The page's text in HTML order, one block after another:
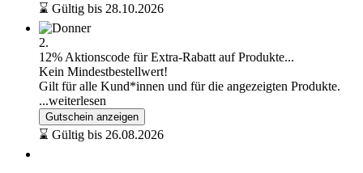
⌛ Gültig bis 28.10.2026
2.
12% Aktionscode für Extra-Rabatt auf Produkte...
Kein Mindestbestellwert!
Gilt für alle Kund*innen und für die angezeigten Produkte.
...weiterlesen
Gutschein anzeigen
⌛ Gültig bis 26.08.2026